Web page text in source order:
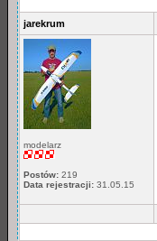
jarekrum
modelarz
Postów: 219
Data rejestracji: 31.05.15